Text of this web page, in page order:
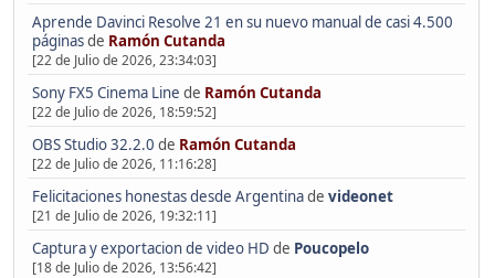
Aprende Davinci Resolve 21 en su nuevo manual de casi 4.500
páginasde Ramón Cutanda
[22 de Julio de 2026, 23:34:03]
Sony FX5 Cinema Line de Ramón Cutanda
[22 de Julio de 2026, 18:59:52]
OBS Studio 32.2.0 de Ramón Cutanda
[22 de Julio de 2026, 11:16:28]
Felicitaciones honestas desde Argentinade videonet
[21 de Julio de 2026, 19:32:11]
Captura y exportacion de video HD de Poucopelo
[18 de Julio de 2026, 13:56:42]